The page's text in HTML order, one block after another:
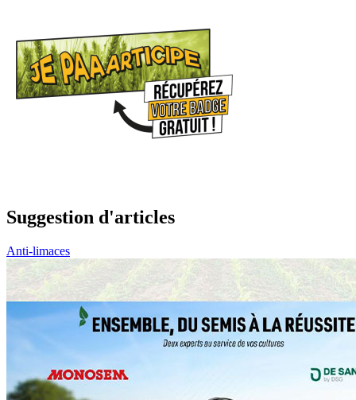
Suggestion d'articles
Anti-limaces